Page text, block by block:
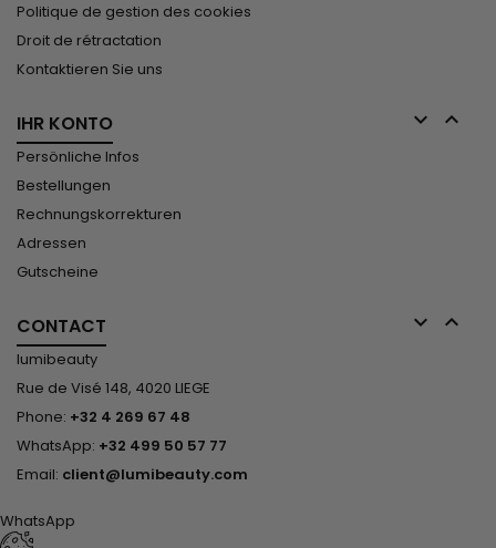
Politique de gestion des cookies
Droit de rétractation
Kontaktieren Sie uns
IHR KONTO  
Persönliche Infos
Bestellungen
Rechnungskorrekturen
Adressen
Gutscheine
CONTACT  
lumibeauty
Rue de Visé 148, 4020 LIEGE
Phone: +32 4 269 67 48
WhatsApp: +32 499 50 57 77
Email: client@lumibeauty.com
WhatsApp